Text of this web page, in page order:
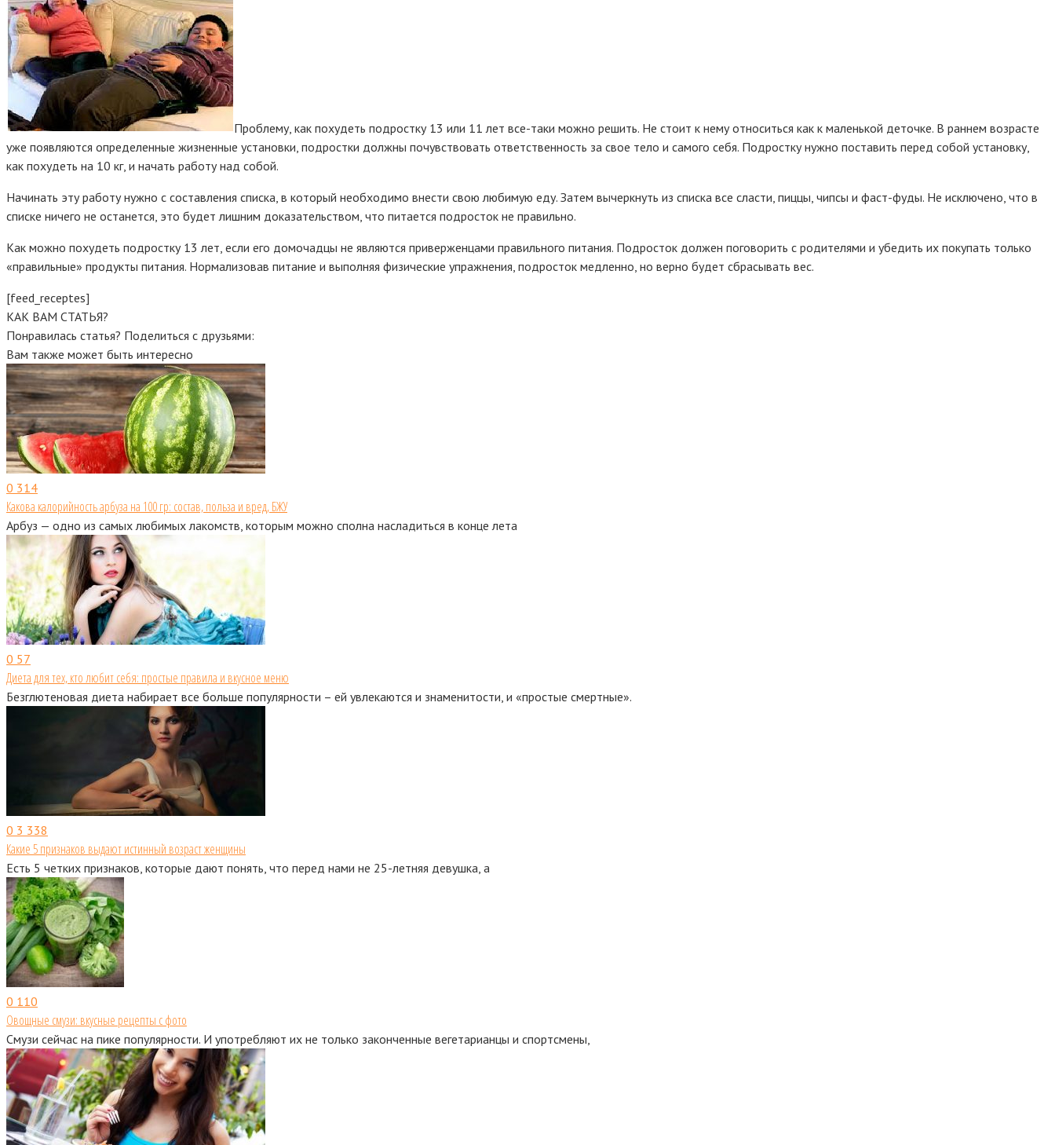
Проблему, как похудеть подростку 13 или 11 лет все-таки можно решить. Не стоит к нему относиться как к маленькой деточке. В раннем возрасте
уже появляются определенные жизненные установки, подростки должны почувствовать ответственность за свое тело и самого себя. Подростку нужно поставить перед собой установку,
как похудеть на 10 кг, и начать работу над собой.
Начинать эту работу нужно с составления списка, в который необходимо внести свою любимую еду. Затем вычеркнуть из списка все сласти, пиццы, чипсы и фаст-фуды. Не исключено, что в
списке ничего не останется, это будет лишним доказательством, что питается подросток не правильно.
Как можно похудеть подростку 13 лет, если его домочадцы не являются приверженцами правильного питания. Подросток должен поговорить с родителями и убедить их покупать только
«правильные» продукты питания. Нормализовав питание и выполняя физические упражнения, подросток медленно, но верно будет сбрасывать вес.
[feed_receptes]
КАК ВАМ СТАТЬЯ?
Понравилась статья? Поделиться с друзьями:
Вам также может быть интересно
0 314
Какова калорийность арбуза на 100 гр: состав, польза и вред, БЖУ
Арбуз — одно из самых любимых лакомств, которым можно сполна насладиться в конце лета
0 57
Диета для тех, кто любит себя: простые правила и вкусное меню
Безглютеновая диета набирает все больше популярности – ей увлекаются и знаменитости, и «простые смертные».
0 3 338
Какие 5 признаков выдают истинный возраст женщины
Есть 5 четких признаков, которые дают понять, что перед нами не 25-летняя девушка, а
0 110
Овощные смузи: вкусные рецепты с фото
Смузи сейчас на пике популярности. И употребляют их не только законченные вегетарианцы и спортсмены,